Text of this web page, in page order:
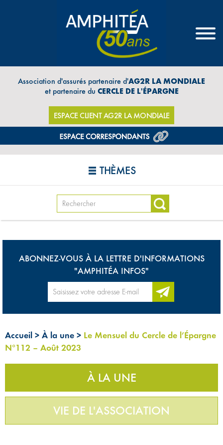
Association d'assurés partenaire d'AG2R LA MONDIALE
et partenaire du CERCLE DE L'ÉPARGNE
ESPACE CLIENT AG2R LA MONDIALE
THÈMES
ABONNEZ-VOUS À LA LETTRE D'INFORMATIONS
"AMPHITÉA INFOS"
Accueil > À la une > Le Mensuel du Cercle de l’Épargne
N°112 – Août 2023
À LA UNE
VIE DE L'ASSOCIATION